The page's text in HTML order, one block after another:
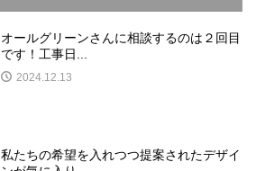
オールグリーンさんに相談するのは２回目
です！工事日...
2024.12.13
私たちの希望を入れつつ提案されたデザイ